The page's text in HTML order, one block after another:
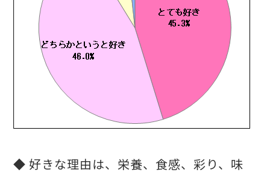
◆ 好きな理由は、栄養、食感、彩り、味